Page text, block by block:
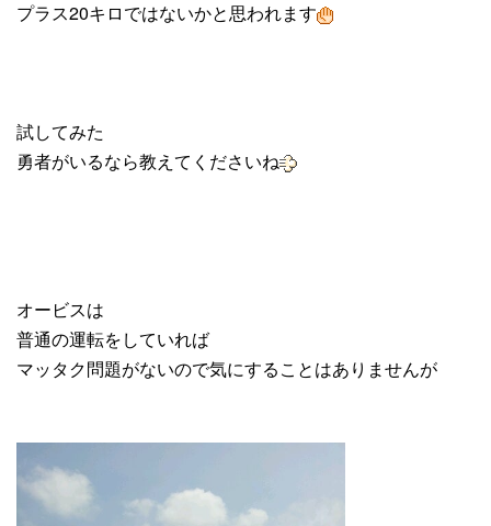
プラス20キロではないかと思われます
試してみた
勇者がいるなら教えてくださいね
オービスは
普通の運転をしていれば
マッタク問題がないので気にすることはありませんが